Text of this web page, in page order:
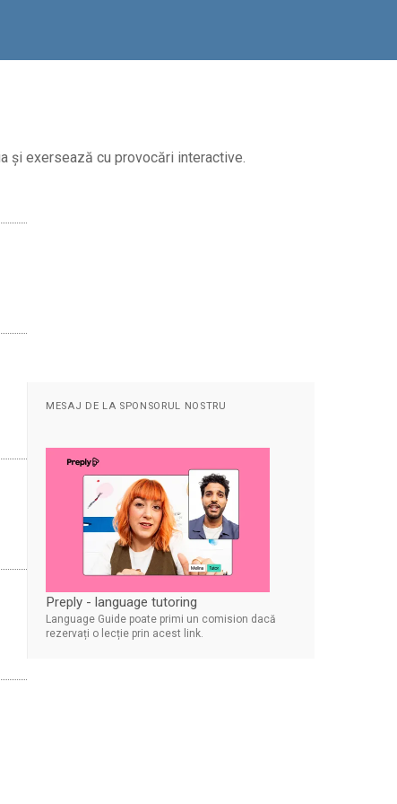
și exersează cu provocări interactive.
MESAJ DE LA SPONSORUL NOSTRU
Preply - language tutoring
Language Guide poate primi un comision dacă
rezervați o lecție prin acest link.